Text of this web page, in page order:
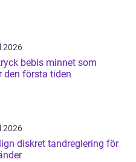
2026
minnet som
den första tiden
2026
för